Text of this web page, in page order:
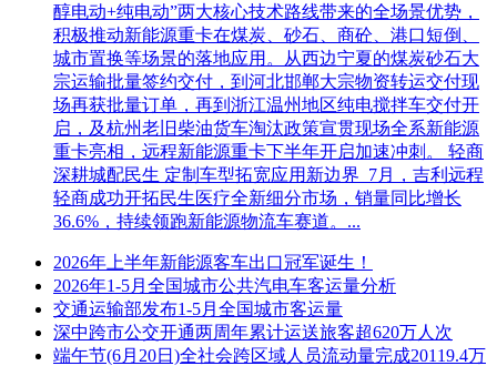
醇电动+纯电动”两大核心技术路线带来的全场景优势，
积极推动新能源重卡在煤炭、砂石、商砼、港口短倒、
城市置换等场景的落地应用。从西边宁夏的煤炭砂石大
宗运输批量签约交付，到河北邯郸大宗物资转运交付现
场再获批量订单，再到浙江温州地区纯电搅拌车交付开
启，及杭州老旧柴油货车淘汰政策宣贯现场全系新能源
重卡亮相，远程新能源重卡下半年开启加速冲刺。 轻商
深耕城配民生 定制车型拓宽应用新边界 7月，吉利远程
轻商成功开拓民生医疗全新细分市场，销量同比增长
36.6%，持续领跑新能源物流车赛道。...
2026年上半年新能源客车出口冠军诞生！
2026年1-5月全国城市公共汽电车客运量分析
交通运输部发布1-5月全国城市客运量
深中跨市公交开通两周年累计运送旅客超620万人次
端午节(6月20日)全社会跨区域人员流动量完成20119.4万